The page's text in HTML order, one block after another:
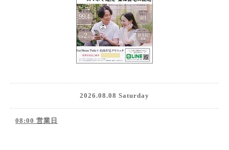
2026.08.08 Saturday
08:00 営業日